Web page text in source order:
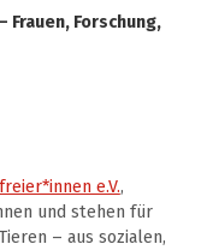
Forschung,
e.V.,
und stehen für
– aus sozialen,